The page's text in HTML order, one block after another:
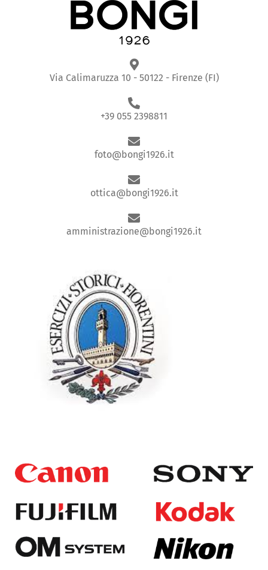
Via Calimaruzza 10 - 50122 - Firenze (FI)
+39 055 2398811
foto@bongi1926.it
ottica@bongi1926.it
amministrazione@bongi1926.it